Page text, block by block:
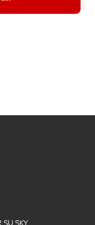
SU SKY